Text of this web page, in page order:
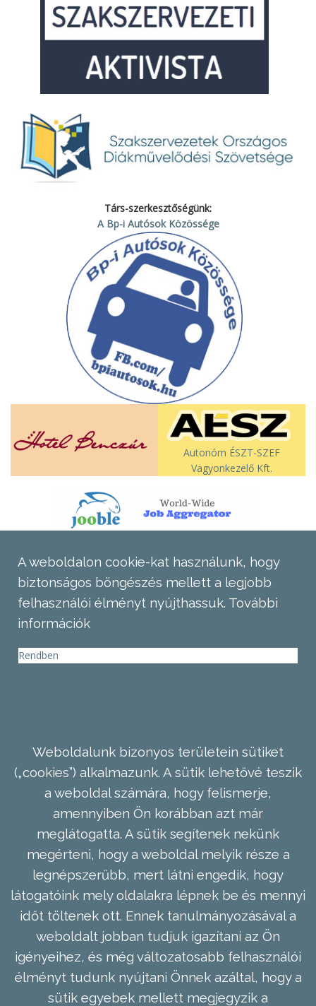
Társ-szerkesztőségünk:
A Bp-i Autósok Közössége
Autonóm ÉSZT-SZEF
Vagyonkezelő Kft.
A weboldalon cookie-kat használunk, hogy
biztonságos böngészés mellett a legjobb
felhasználói élményt nyújthassuk. További
információk
Rendben
Weboldalunk bizonyos területein sütiket
(„cookies”) alkalmazunk. A sütik lehetővé teszik
a weboldal számára, hogy felismerje,
amennyiben Ön korábban azt már
meglátogatta. A sütik segítenek nekünk
megérteni, hogy a weboldal melyik része a
legnépszerűbb, mert látni engedik, hogy
látogatóink mely oldalakra lépnek be és mennyi
időt töltenek ott. Ennek tanulmányozásával a
weboldalt jobban tudjuk igazítani az Ön
igényeihez, és még változatosabb felhasználói
élményt tudunk nyújtani Önnek azáltal, hogy a
sütik egyebek mellett megjegyzik a